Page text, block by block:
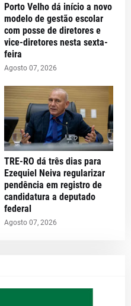
Porto Velho dá início a novo
modelo de gestão escolar
com posse de diretores e
vice-diretores nesta sexta-
feira
Agosto 07, 2026
TRE-RO dá três dias para
Ezequiel Neiva regularizar
pendência em registro de
candidatura a deputado
federal
Agosto 07, 2026